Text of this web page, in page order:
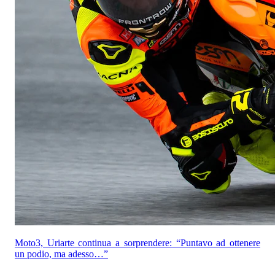
Moto3, Uriarte continua a sorprendere: “Puntavo ad ottenere
un podio, ma adesso…”